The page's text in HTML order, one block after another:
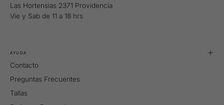
Las Hortensias 2371 Providencia
Vie y Sab de 11 a 18 hrs
AYUDA
Contacto
Preguntas Frecuentes
Tallas